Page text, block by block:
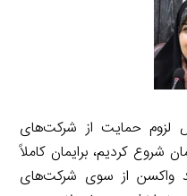
حمایت از شرکت‌های
کردیم، برایمان کاملاً
واکسن از سوی شرکت‌های